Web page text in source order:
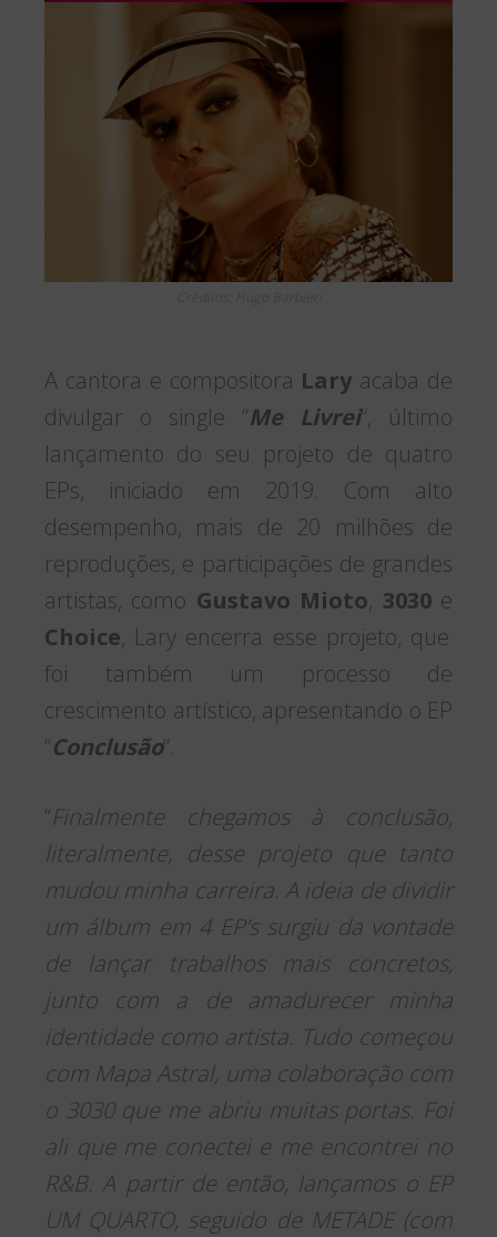
A cantora e compositora Lary acaba de
divulgar o single “Me Livrei“, último
lançamento do seu projeto de quatro
EPs, iniciado em 2019. Com alto
desempenho, mais de 20 milhões de
reproduções, e participações de grandes
artistas, como Gustavo Mioto, 3030e
Choice, Lary encerra esse projeto, que
foi também um processo de
crescimento artístico, apresentando o EP
“Conclusão“.
“Finalmente chegamos à conclusão,
literalmente, desse projeto que tanto
mudou minha carreira. A ideia de dividir
um álbum em 4 EP’s surgiu da vontade
de lançar trabalhos mais concretos,
junto com a de amadurecer minha
identidade como artista. Tudo começou
com Mapa Astral, uma colaboração com
o 3030 que me abriu muitas portas. Foi
ali que me conectei e me encontrei no
R&B. A partir de então, lançamos o EP
UM QUARTO, seguido de METADE (com